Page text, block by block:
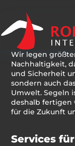
Wir legen
Nachhaltigkeit,
und Sicherheit
sondern auch
Umwelt. Segeln
deshalb fertigen
für die Zukunft
Services